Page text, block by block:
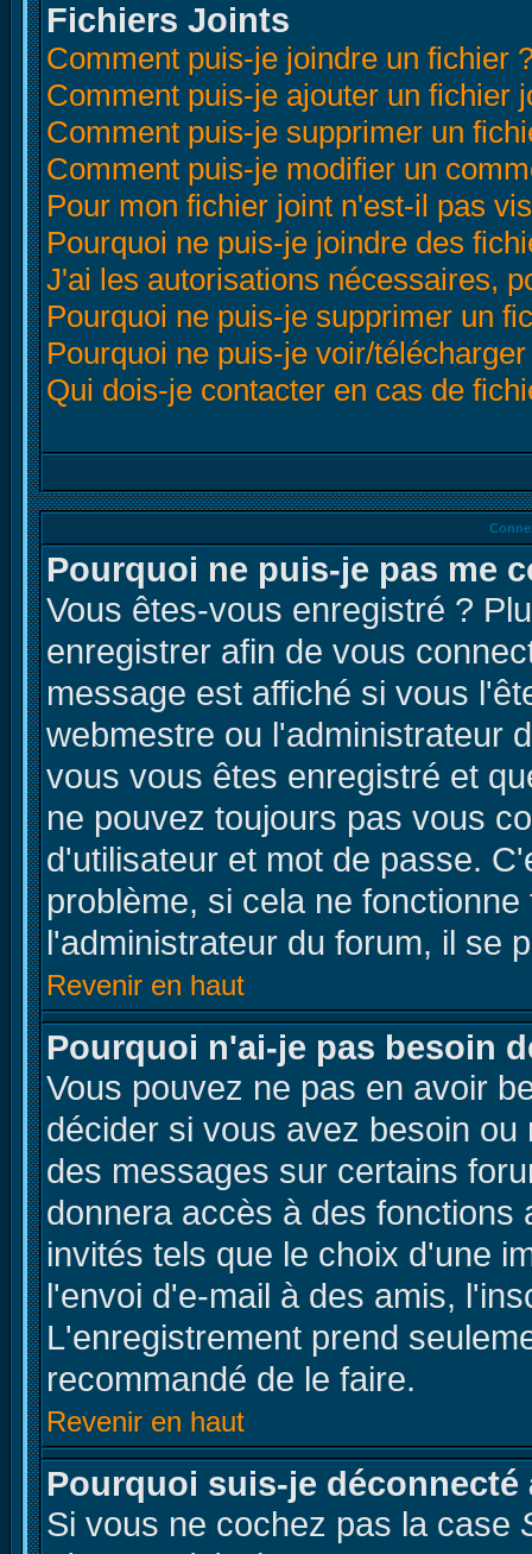
Fichiers Joints
Comment puis-je joindre un fichier
Comment puis-je ajouter un fichier
Comment puis-je supprimer un
Comment puis-je modifier un
Pour mon fichier joint n'est-il pas
Pourquoi ne puis-je joindre des
J'ai les autorisations nécessaires,
Pourquoi ne puis-je supprimer un
Pourquoi ne puis-je voir/
Qui dois-je contacter en cas de
Pourquoi ne puis-je pas me
Vous êtes-vous enregistré ?
enregistrer afin de vous
message est affiché si vous
webmestre ou l'administrateur
vous vous êtes enregistré et
ne pouvez toujours pas vous
d'utilisateur et mot de passe.
problème, si cela ne
l'administrateur du forum, il se
Revenir en haut
Pourquoi n'ai-je pas besoin
Vous pouvez ne pas en avoir
décider si vous avez besoin
des messages sur certains
donnera accès à des fonctions
invités tels que le choix d'une
l'envoi d'e-mail à des amis,
L'enregistrement prend
recommandé de le faire.
Revenir en haut
Pourquoi suis-je
Si vous ne cochez pas la case